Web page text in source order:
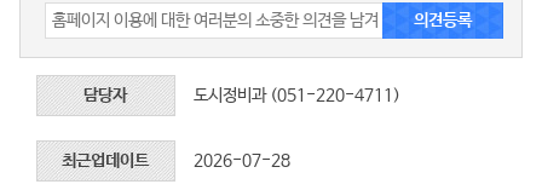
담당자 도시정비과 (051-220-4711)
최근업데이트 2026-07-28